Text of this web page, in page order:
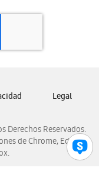
Derechos Reservados.
de Chrome, Edge,
Legal